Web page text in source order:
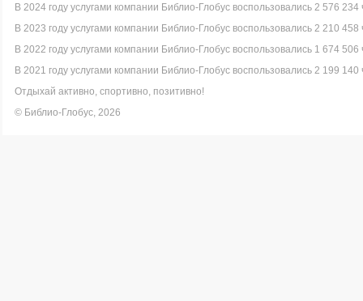
В 2024 году услугами компании Библио-Глобус воспользовались 2 576 234
В 2023 году услугами компании Библио-Глобус воспользовались 2 210 458
В 2022 году услугами компании Библио-Глобус воспользовались 1 674 506
В 2021 году услугами компании Библио-Глобус воспользовались 2 199 140
Отдыхай активно, спортивно, позитивно!
© Библио-Глобус, 2026